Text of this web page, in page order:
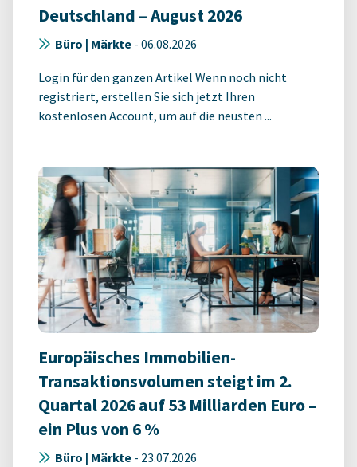
Deutschland – August 2026
Büro | Märkte - 06.08.2026
Login für den ganzen Artikel Wenn noch nicht
registriert, erstellen Sie sich jetzt Ihren
kostenlosen Account, um auf die neusten ...
Europäisches Immobilien-
Transaktionsvolumen steigt im 2.
Quartal 2026 auf 53 Milliarden Euro –
ein Plus von 6 %
Büro | Märkte - 23.07.2026